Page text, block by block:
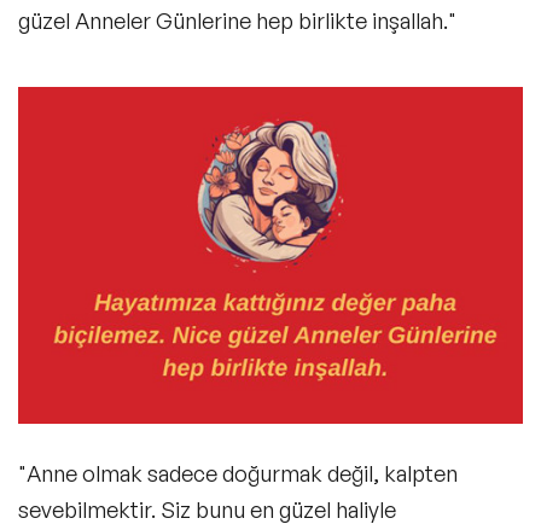
güzel Anneler Günlerine hep birlikte inşallah."
"Anne olmak sadece doğurmak değil, kalpten
sevebilmektir. Siz bunu en güzel haliyle